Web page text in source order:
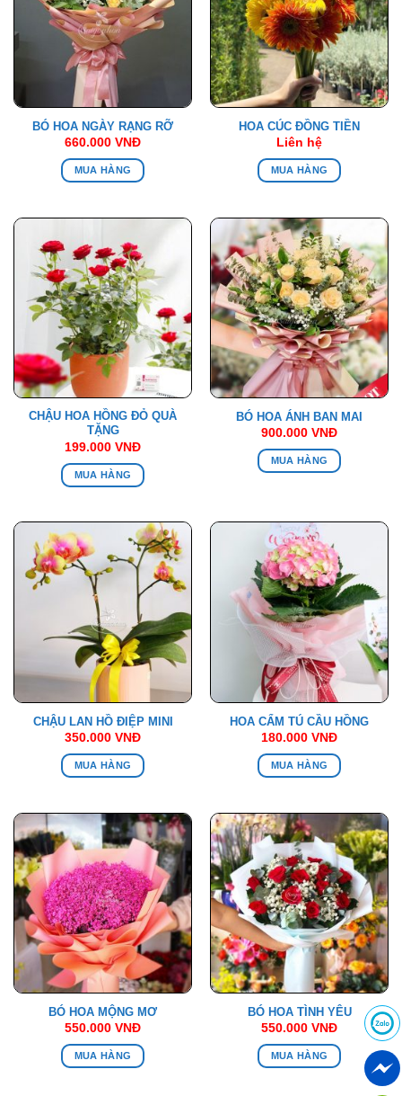
BÓ HOA NGÀY RẠNG RỠ
660.000 VNĐ
MUA HÀNG
HOA CÚC ĐỒNG TIỀN
Liên hệ
MUA HÀNG
CHẬU HOA HỒNG ĐỎ QUÀ
TẶNG
199.000 VNĐ
MUA HÀNG
BÓ HOA ÁNH BAN MAI
900.000 VNĐ
MUA HÀNG
CHẬU LAN HỒ ĐIỆP MINI
350.000 VNĐ
MUA HÀNG
HOA CẨM TÚ CẦU HỒNG
180.000 VNĐ
MUA HÀNG
BÓ HOA MỘNG MƠ
550.000 VNĐ
MUA HÀNG
BÓ HOA TÌNH YÊU
550.000 VNĐ
MUA HÀNG